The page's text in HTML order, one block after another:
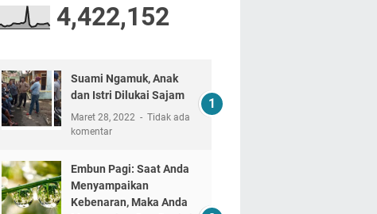
4,422,152
Suami Ngamuk, Anak
dan Istri Dilukai Sajam
Maret 28, 2022
Tidak ada
komentar
Embun Pagi: Saat Anda
Menyampaikan
Kebenaran, Maka Anda